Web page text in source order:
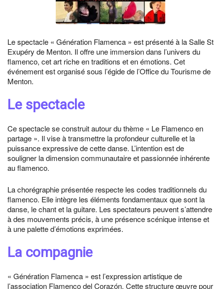
Le spectacle « Génération Flamenca » est présenté à la Salle St
Exupéry de Menton. Il offre une immersion dans l’univers du
flamenco, cet art riche en traditions et en émotions. Cet
événement est organisé sous l’égide de l’Office du Tourisme de
Menton.
Le spectacle
Ce spectacle se construit autour du thème « Le Flamenco en
partage ». Il vise à transmettre la profondeur culturelle et la
puissance expressive de cette danse. L’intention est de
souligner la dimension communautaire et passionnée inhérente
au flamenco.
La chorégraphie présentée respecte les codes traditionnels du
flamenco. Elle intègre les éléments fondamentaux que sont la
danse, le chant et la guitare. Les spectateurs peuvent s’attendre
à des mouvements précis, à une présence scénique intense et
à une palette d’émotions exprimées.
La compagnie
« Génération Flamenca » est l’expression artistique de
l’association Flamenco del Corazón. Cette structure œuvre pour